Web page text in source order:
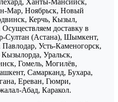
Ханты-Мансийск,
Мар, Ноябрьск, Новый
Керчь, Кызыл,
доставку в
(Астана), Шымкент,
Усть-Каменогорск,
Уральск,
Гомель, Могилёв,
Самарканд, Бухара,
Ереван, Гюмри,
Абад, Каракол.